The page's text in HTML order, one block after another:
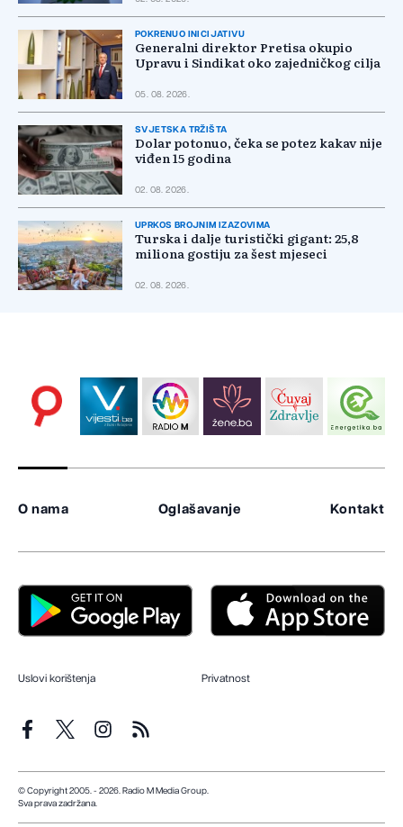
POKRENUO INICIJATIVU
Generalni direktor Pretisa okupio
Upravu i Sindikat oko zajedničkog cilja
05. 08. 2026.
SVJETSKA TRŽIŠTA
Dolar potonuo, čeka se potez kakav nije
viđen 15 godina
02. 08. 2026.
UPRKOS BROJNIM IZAZOVIMA
Turska i dalje turistički gigant: 25,8
miliona gostiju za šest mjeseci
02. 08. 2026.
O nama Oglašavanje Kontakt
Uslovi korištenja Privatnost
© Copyright 2005. - 2026. Radio M Media Group.
Sva prava zadržana.